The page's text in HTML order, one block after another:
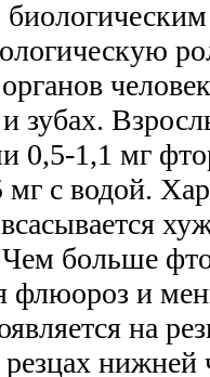
зубах.
0,5-1,1 мг
с водой.
больше
флюороз и
на